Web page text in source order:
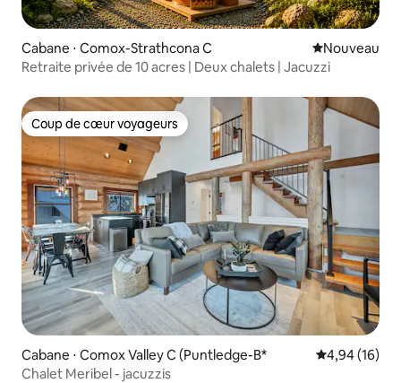
Cabane ⋅ Comox-Strathcona C Nouvel
Nouveau
Retraite privée de 10 acres | Deux chalets | Jacuzzi
Coup de cœur voyageurs
Coup de cœur voyageurs
Cabane ⋅ Comox Valley C (Puntledge-B* Évaluation
4,94 (16)
Chalet Meribel - jacuzzis